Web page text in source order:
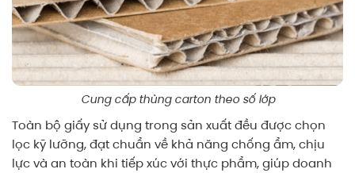
Cung cấp thùng carton theo số lớp
Toàn bộ giấy sử dụng trong sản xuất đều được chọn
lọc kỹ lưỡng, đạt chuẩn về khả năng chống ẩm, chịu
lực và an toàn khi tiếp xúc với thực phẩm, giúp doanh